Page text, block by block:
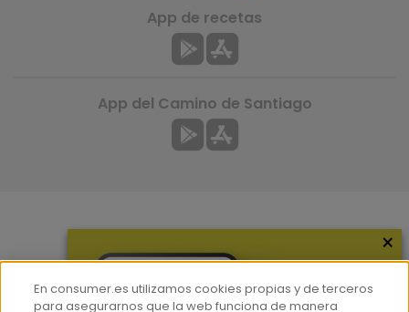
Hemeroteca
App de recetas
App del Camino de Santiago
×
En consumer.es utilizamos cookies propias y de terceros
para asegurarnos que la web funciona de manera